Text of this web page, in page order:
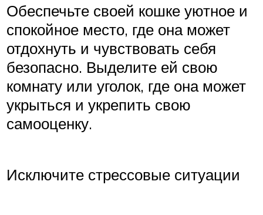
Обеспечьте своей кошке уютное и
спокойное место, где она может
отдохнуть и чувствовать себя
безопасно. Выделите ей свою
комнату или уголок, где она может
укрыться и укрепить свою
самооценку.
Исключите стрессовые ситуации